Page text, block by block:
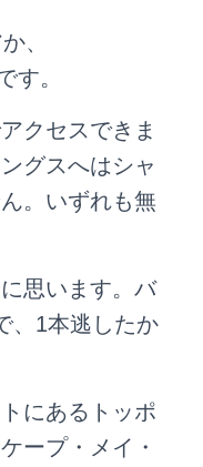
、
す。
クセスできま
グスへはシャ
。いずれも無
思います。バ
、1本逃したか
にあるトッポ
ープ・メイ・